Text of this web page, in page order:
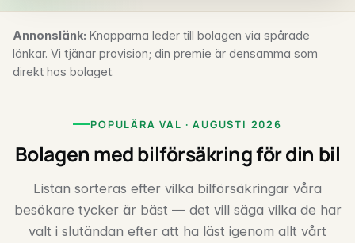
Annonslänk: Knapparna leder till bolagen via spårade
länkar. Vi tjänar provision; din premie är densamma som
direkt hos bolaget.
POPULÄRA VAL · AUGUSTI 2026
Bolagen med bilförsäkring för din bil
Listan sorteras efter vilka bilförsäkringar våra
besökare tycker är bäst — det vill säga vilka de har
valt i slutändan efter att ha läst igenom allt vårt